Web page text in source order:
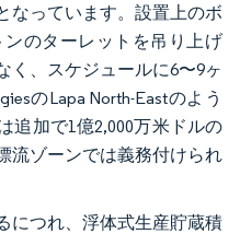
なっています。設置上のボ
ンのターレットを吊り上げ
く、スケジュールに6〜9ヶ
のLapa North-Eastのよう
追加で1億2,000万米ドルの
流ゾーンでは義務付けられ
につれ、浮体式生産貯蔵積